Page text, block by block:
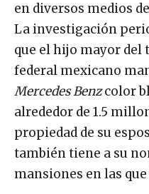
en diversos medios
La investigación
que el hijo mayor del
federal mexicano
Mercedes Benzcolor
alrededor de 1.5
propiedad de su
también tiene a su
mansiones en las